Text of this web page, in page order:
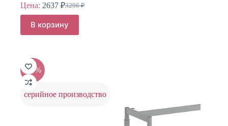
Цена:
3296₽
Первоначальная
цена
составляла
3296 ₽.
2637 ₽Текущая
цена:
2637 ₽.
В корзину
-20%
серийное производство